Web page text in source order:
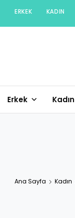
content
ERKEK KADIN
Erkek Kadın
Ana Sayfa Kadın